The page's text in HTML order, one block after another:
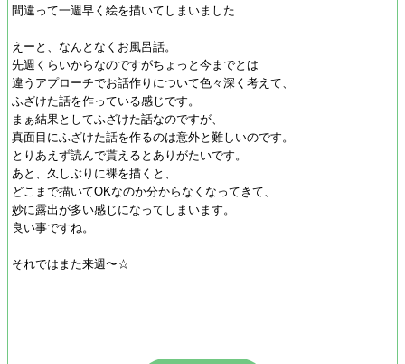
間違って一週早く絵を描いてしまいました……
えーと、なんとなくお風呂話。
先週くらいからなのですがちょっと今までとは
違うアプローチでお話作りについて色々深く考えて、
ふざけた話を作っている感じです。
まぁ結果としてふざけた話なのですが、
真面目にふざけた話を作るのは意外と難しいのです。
とりあえず読んで貰えるとありがたいです。
あと、久しぶりに裸を描くと、
どこまで描いてOKなのか分からなくなってきて、
妙に露出が多い感じになってしまいます。
良い事ですね。
それではまた来週〜☆